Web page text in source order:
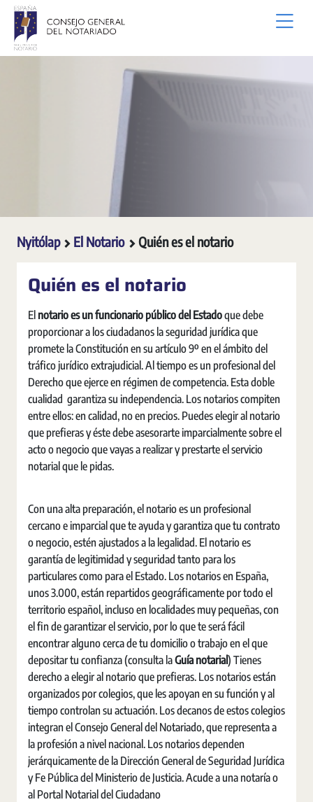
Ugrás a fő tartalomhoz
Nyitólap El Notario Quién es el notario
Quién es el notario
El notario es un funcionario público del Estadoque debe
proporcionar a los ciudadanos la seguridad jurídica que
promete la Constitución en su artículo 9º en el ámbito del
tráfico jurídico extrajudicial. Al tiempo es un profesional del
Derecho que ejerce en régimen de competencia. Esta doble
cualidad garantiza su independencia. Los notarios compiten
entre ellos: en calidad, no en precios. Puedes elegir al notario
que prefieras y éste debe asesorarte imparcialmente sobre el
acto o negocio que vayas a realizar y prestarte el servicio
notarial que le pidas.
Con una alta preparación, el notario es un profesional
cercano e imparcial que te ayuda y garantiza que tu contrato
o negocio, estén ajustados a la legalidad. El notario es
garantía de legitimidad y seguridad tanto para los
particulares como para el Estado. Los notarios en España,
unos 3.000, están repartidos geográficamente por todo el
territorio español, incluso en localidades muy pequeñas, con
el fin de garantizar el servicio, por lo que te será fácil
encontrar alguno cerca de tu domicilio o trabajo en el que
depositar tu confianza (consulta laGuía notarial) Tienes
derecho a elegir al notario que prefieras. Los notarios están
organizados por colegios, que les apoyan en su función y al
tiempo controlan su actuación. Los decanos de estos colegios
integran el Consejo General del Notariado, que representa a
la profesión a nivel nacional. Los notarios dependen
jerárquicamente de la Dirección General de Seguridad Jurídica
y Fe Pública del Ministerio de Justicia. Acude a una notaría o
al Portal Notarial del Ciudadano